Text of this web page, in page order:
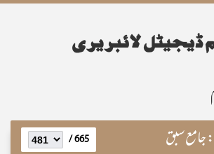
سبق 665 /